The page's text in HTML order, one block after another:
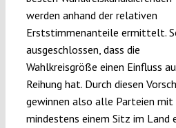
werden anhand der relativen
Erststimmenanteile ermittelt.
ausgeschlossen, dass die
Wahlkreisgröße einen Einfluss
Reihung hat. Durch diesen
gewinnen also alle Parteien mit
mindestens einem Sitz im Land